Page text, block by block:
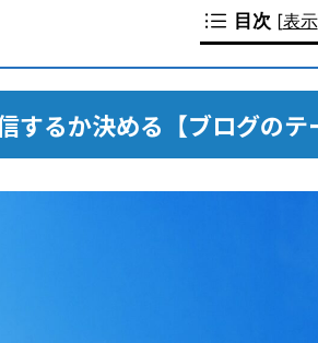
目次 [表示
するか決める【ブログのテ